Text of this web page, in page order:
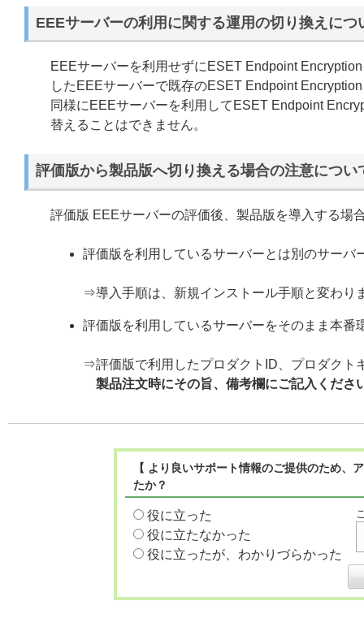
EEEサーバーの利用に関する運用の切り換えにつ
EEEサーバーを利用せずにESET Endpoint
したEEEサーバーで既存のESET Endpoint
同様にEEEサーバーを利用してESET Endpoint
替えることはできません。
評価版から製品版へ切り換える場合の注意につい
評価版 EEEサーバーの評価後、製品版を導入する場
評価版を利用しているサーバーとは別のサー
⇒導入手順は、新規インストール手順と変わり
評価版を利用しているサーバーをそのまま本番
⇒評価版で利用したプロダクトID、プロダクト
製品注文時にその旨、備考欄にご記入くださ
【 より良いサポート情報のご提供のため
たか？
役に立った
役に立たなかった
役に立ったが、わかりづらかった